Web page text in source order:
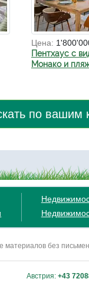
Цена:
Пентхаус с
Монако и
по вашим
без
Австрия: +43